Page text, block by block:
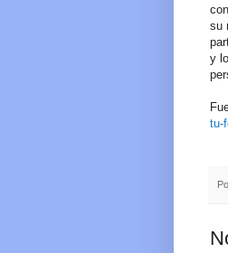
su
y
tu-